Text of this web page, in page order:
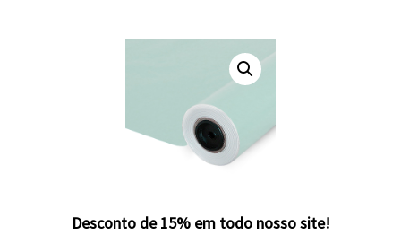
Desconto de 15% em todo nosso site!